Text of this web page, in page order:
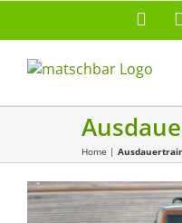
Home |